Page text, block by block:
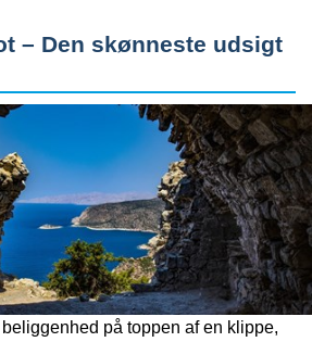
– Den skønneste udsigt
på toppen af en klippe,